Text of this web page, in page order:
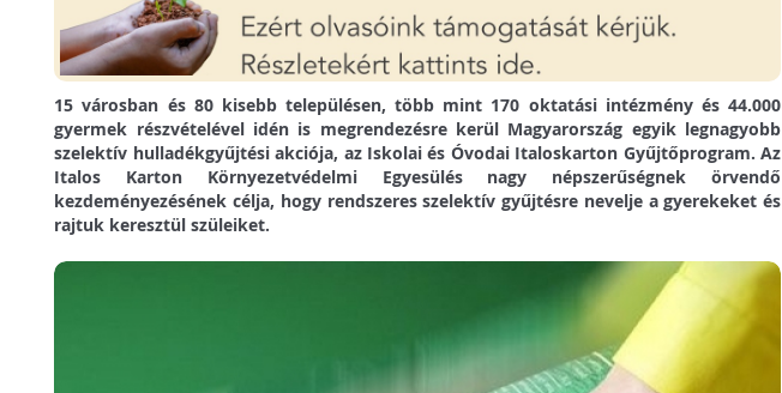
15 városban és 80 kisebb településen, több mint 170 oktatási intézmény és 44.000
gyermek részvételével idén is megrendezésre kerül Magyarország egyik legnagyobb
szelektív hulladékgyűjtési akciója, az Iskolai és Óvodai Italoskarton Gyűjtőprogram. Az
Italos Karton Környezetvédelmi Egyesülés nagy népszerűségnek örvendő
kezdeményezésének célja, hogy rendszeres szelektív gyűjtésre nevelje a gyerekeket és
rajtuk keresztül szüleiket.